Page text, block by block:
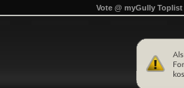
Vote @ myGully Toplist